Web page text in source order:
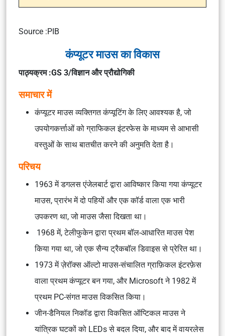
Source :PIB
कंप्यूटर माउस का विकास
पाठ्यक्रम :GS 3/विज्ञान और प्रौद्योगिकी
समाचार में
कंप्यूटर माउस व्यक्तिगत कंप्यूटिंग के लिए आवश्यक है, जो
उपयोगकर्त्ताओं को ग्राफिकल इंटरफेस के माध्यम से आभासी
वस्तुओं के साथ बातचीत करने की अनुमति देता है।
परिचय
1963 में डगलस एंजेलबार्ट द्वारा आविष्कार किया गया कंप्यूटर
माउस, प्रारंभ में दो पहियों और एक कॉर्ड वाला एक भारी
उपकरण था, जो माउस जैसा दिखता था।
1968 में, टेलीफुकेन द्वारा प्रथम बॉल-आधारित माउस पेश
किया गया था, जो एक सैन्य ट्रैकबॉल डिवाइस से प्रेरित था।
1973 में ज़ेरॉक्स ऑल्टो माउस-संचालित ग्राफ़िकल इंटरफ़ेस
वाला प्रथम कंप्यूटर बन गया, और Microsoft ने 1982 में
प्रथम PC-संगत माउस विकसित किया।
जीन-डैनियल निकॉड द्वारा विकसित ऑप्टिकल माउस ने
यांत्रिक घटकों को LEDs से बदल दिया, और बाद में वायरलेस